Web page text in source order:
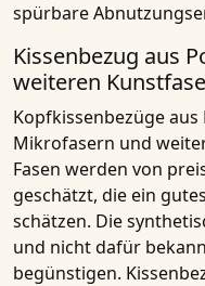
spürbare
Kissenbezug aus
weiteren
Kopfkissenbezüge
Mikrofasern und
Fasen werden von
geschätzt, die ein
schätzen. Die
und nicht dafür
begünstigen.